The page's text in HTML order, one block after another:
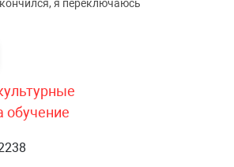
я переключаюсь
обучение